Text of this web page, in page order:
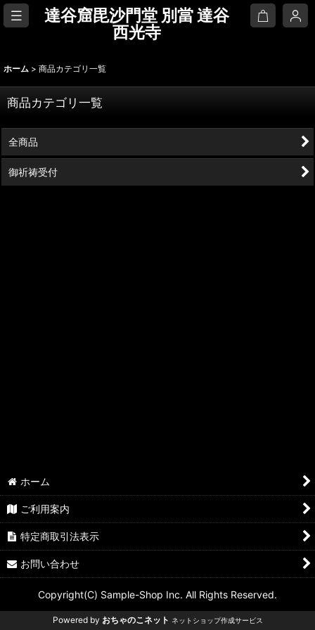
達谷窟毘沙門堂 別當 達谷
西光寺
ホーム > 商品カテゴリ一覧
商品カテゴリ一覧
全商品
御祈祷受付
ホーム
ご利用案内
特定商取引法表示
お問い合わせ
Copyright(C) Sample-Shop Inc. All Rights Reserved.
Powered by おちゃのこネット ネットショップ作成サービス